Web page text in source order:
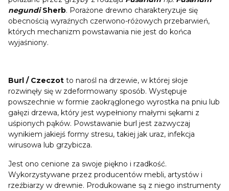
negundiSherb. Porażone drewno charakteryzuje się
obecnością wyraźnych czerwono-różowych przebarwień,
których mechanizm powstawania nie jest do końca
wyjaśniony.
Burl / Czeczot to narośl na drzewie, w której słoje
rozwinęły się w zdeformowany sposób. Występuje
powszechnie w formie zaokrąglonego wyrostka na pniu lub
gałęzi drzewa, który jest wypełniony małymi sękami z
uśpionych pąków. Powstawanie burl jest zazwyczaj
wynikiem jakiejś formy stresu, takiej jak uraz, infekcja
wirusowa lub grzybicza.
Jest ono cenione za swoje piękno i rzadkość.
Wykorzystywane przez producentów mebli, artystów i
rzeźbiarzy w drewnie. Produkowane są z niego instrumenty